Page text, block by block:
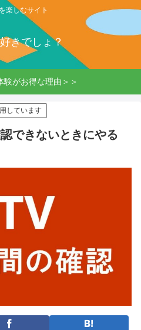
楽しむサイト
きでしょ？
験がお得な理由＞＞
しています
できないときにやる